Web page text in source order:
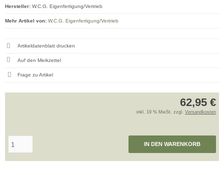
62,95 €
inkl. 19 % MwSt. zzgl. Versandkosten
IN DEN WARENKORB
Hersteller: W.C.G. Eigenfertigung/Vertrieb
Mehr Artikel von: W.C.G. Eigenfertigung/Vertrieb
Artikeldatenblatt drucken
Frage zu Artikel